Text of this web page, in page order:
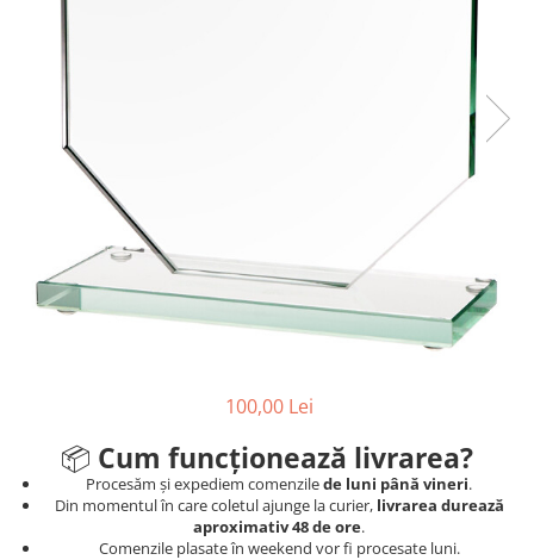
Tenis de camp
Tenis de Masa
Alte ramuri sportive
100,00 Lei
📦 Cum funcționează livrarea?
Procesăm și expediem comenzilede luni până vineri.
Din momentul în care coletul ajunge la curier, livrarea durează
aproximativ 48 de ore.
Comenzile plasate în weekend vor fi procesate luni.